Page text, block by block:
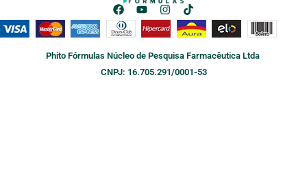
F
a
c
e
b
o
o
Y
o
u
t
u
b
e
I
n
s
t
a
g
r
T
i
k
t
o
k
Phito Fórmulas Núcleo de Pesquisa Farmacêutica Ltda
CNPJ: 16.705.291/0001-53